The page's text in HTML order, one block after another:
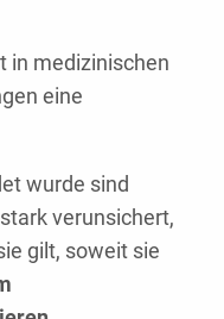
in medizinischen
eine
wurde sind
verunsichert,
gilt, soweit sie